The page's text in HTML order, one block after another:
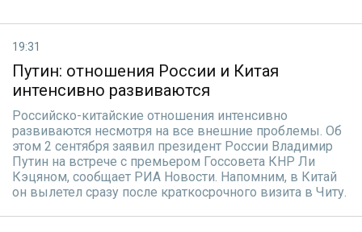
19:31
Путин: отношения России и Китая
интенсивно развиваются
Российско-китайские отношения интенсивно
развиваются несмотря на все внешние проблемы. Об
этом 2 сентября заявил президент России Владимир
Путин на встрече с премьером Госсовета КНР Ли
Кэцяном, сообщает РИА Новости. Напомним, в Китай
он вылетел сразу после краткосрочного визита в Читу.